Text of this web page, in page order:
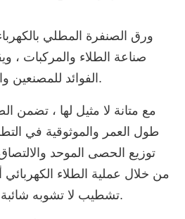
ورق الصنفرة المطلي
صناعة الطلاء والمركبات ،
الفوائد للمصنعين والحرفيين على حد سواء.
مع متانة لا مثيل لها ، تضمن
طول العمر والموثوقية في
توزيع الحصى الموحد
من خلال عملية الطلاء الكهربائي
تشطيب لا تشوبه شائبة على الأسطح المختلفة.